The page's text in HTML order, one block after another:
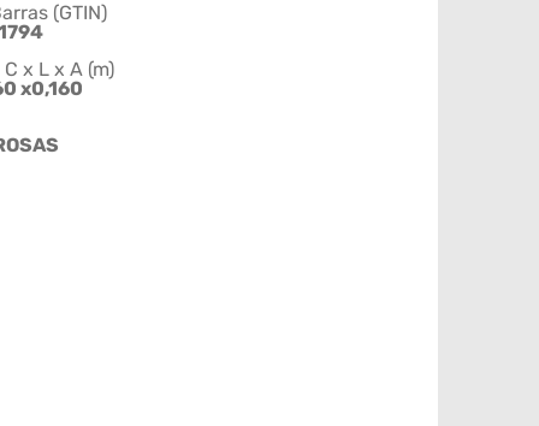
(GTIN)
x L x A (m)
x0,160